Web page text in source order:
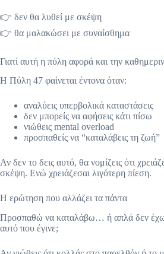
👉 δεν θα λυθεί με σκέψη
👉 θα μαλακώσει με συναίσθημα
Γιατί αυτή η πύλη αφορά και την
Η Πύλη 47 φαίνεται έντονα όταν:
αναλύεις υπερβολικά καταστάσεις
δεν μπορείς να αφήσεις κάτι πίσω
νιώθεις mental overload
προσπαθείς να “καταλάβεις τη ζωή”
Αν δεν το δεις αυτό, θα νομίζεις ότι
σκέψη. Ενώ χρειάζεσαι λιγότερη πίεση.
Η ερώτηση που αλλάζει τα πάντα
Προσπαθώ να καταλάβω… ή απλά δεν έχω
αυτό που έγινε;